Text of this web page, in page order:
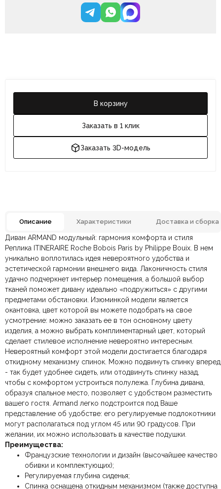
В корзину
Заказать в 1 клик
Заказать 3D-модель
Описание Характеристики Доставка и сборка
Диван ARMAND модульный: гармония комфорта и стиля
Реплика ITINERAIRE Roche Bobois Paris by Philippe Bouix. В нем
уникально воплотилась идея невероятного удобства и
эстетической гармонии внешнего вида. Лаконичность стиля
удачно подчеркнет интерьер помещения, а большой выбор
тканей поможет дивану идеально «подружиться» с другими
предметами обстановки. Изюминкой модели является
окантовка, цвет которой вы можете подобрать на свое
усмотрение: можно заказать ее в тон основному цвету
изделия, а можно выбрать комплиментарный цвет, который
сделает стилевое исполнение невероятно интересным.
Невероятный комфорт этой модели достигается благодаря
откидному механизму спинок. Можно подвинуть спинку вперед
- так будет удобнее сидеть, или отодвинуть спинку назад,
чтобы с комфортом устроиться полулежа.
Глубина дивана,
образуя спальное место, позволяет с удобством разместить
вашего гостя. Armand легко подстроится под Ваше
представление об удобстве: его регулируемые подлокотники
могут располагаться под углом 45 или 90 градусов. При
желании, их можно использовать в качестве подушки.
Преимущества:
Французские технологии и дизайн (высочайшее качество
обивки и комплектующих);
Регулируемая глубина сиденья;
Спинка оснащена откидным механизмом (также доступна
Материал
Антивандальная ткань,
Ткань
Цвет Серый
РАЗМЕР
2180х1400х900 мм.,
2480х1400х900 мм.,
3030х1400х900 мм.,
3480х1400х900 мм.
Наполнение Параллон HR
Конструкция
Модульная система, На
металлических ножках
Количество мест
Двухместные,
Трехместные,
Четырехместные и более
Прямые, Угловые
Наличие спального
места
Жесткость
По всей России:отправляем через транспортную
компаниюСДЭК. Срок доставки — до 7 дней.
По Москве и Санкт-Петербургу:быстрая
Яндекс.Доставка
— доставка в день заказа.
Оплата в салоне-магазине— наличными или картой
при самовывозе.
Безналичная оплата по счёту— для юридических и
физических лиц.
Онлайн оплата картой— быстрая и безопасная через
сайт.
Отзывов ещё нет. Напишите первым.
Ваша общая оценка
Заголовок вашего отзыва
Ваш отзыв
Ваше имя
Ваша эл.почта
Этот отзыв основан на моём опыте и выражает моё личное
мнение.
​
Отправить отзыв